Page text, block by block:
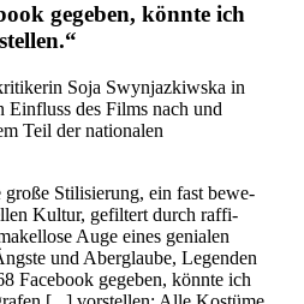
gegeben, könnte ich
Soja Swyn­jaz­kiwska in
Ein­fluss des Films nach und
Teil der natio­na­len
Sti­li­sie­rung, ein fast bewe­
Kultur, gefil­tert durch raf­fi­
Auge eines genia­len
und Aber­glaube, Legen­den
Face­book gegeben, könnte ich